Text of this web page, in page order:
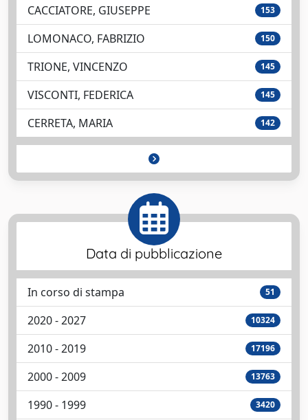
CACCIATORE, GIUSEPPE 153
LOMONACO, FABRIZIO 150
TRIONE, VINCENZO 145
VISCONTI, FEDERICA 145
CERRETA, MARIA 142
Data di pubblicazione
In corso di stampa 51
2020 - 2027 10324
2010 - 2019 17196
2000 - 2009 13763
1990 - 1999 3420